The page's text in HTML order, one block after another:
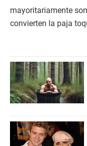
mayoritariamente
convierten la paja